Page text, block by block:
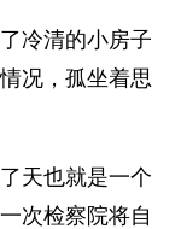
冷清的小房子
况，孤坐着思
天也就是一个
次检察院将自